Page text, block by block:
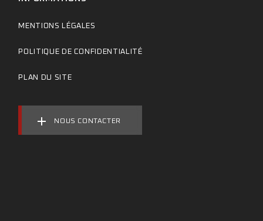
MENTIONS LÉGALES
POLITIQUE DE CONFIDENTIALITÉ
PLAN DU SITE
NOUS CONTACTER